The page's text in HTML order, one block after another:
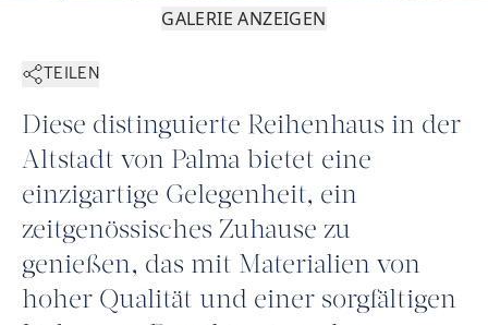
GALERIE ANZEIGEN
TEILEN
Diese distinguierte Reihenhaus in der
Altstadt von Palma bietet eine
einzigartige Gelegenheit, ein
zeitgenössisches Zuhause zu
genießen, das mit Materialien von
hoher Qualität und einer sorgfältigen